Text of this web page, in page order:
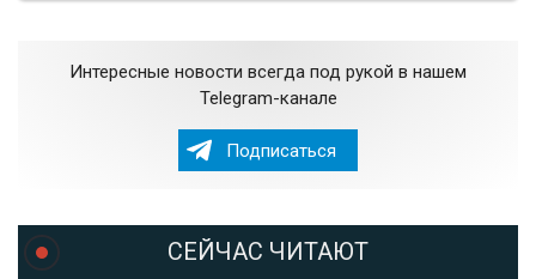
Интересные новости всегда под рукой в нашем
Telegram-канале
Подписаться
СЕЙЧАС ЧИТАЮТ